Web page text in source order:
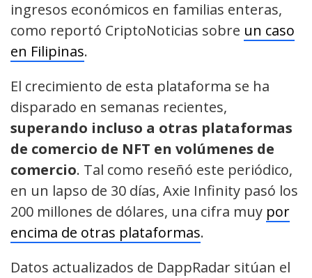
ingresos económicos en familias enteras,
como reportó CriptoNoticias sobre un caso
en Filipinas.
El crecimiento de esta plataforma se ha
disparado en semanas recientes,
superando incluso a otras plataformas
de comercio de NFT en volúmenes de
comercio. Tal como reseñó este periódico,
en un lapso de 30 días, Axie Infinity pasó los
200 millones de dólares, una cifra muy por
encima de otras plataformas.
Datos actualizados de DappRadar sitúan el